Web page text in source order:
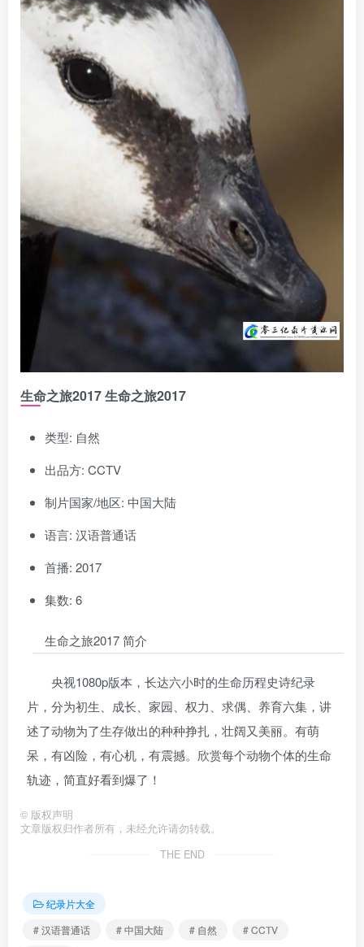
生命之旅2017 生命之旅2017
类型: 自然
出品方: CCTV
制片国家/地区: 中国大陆
语言: 汉语普通话
首播: 2017
集数: 6
生命之旅2017 简介
央视1080p版本，长达六小时的生命历程史诗纪录
片，分为初生、成长、家园、权力、求偶、养育六集，讲
述了动物为了生存做出的种种挣扎，壮阔又美丽。有萌
呆，有凶险，有心机，有震撼。欣赏每个动物个体的生命
轨迹，简直好看到爆了！
© 版权声明
文章版权归作者所有，未经允许请勿转载。
THE END
纪录片大全
# 汉语普通话
# 中国大陆 # 自然
# CCTV